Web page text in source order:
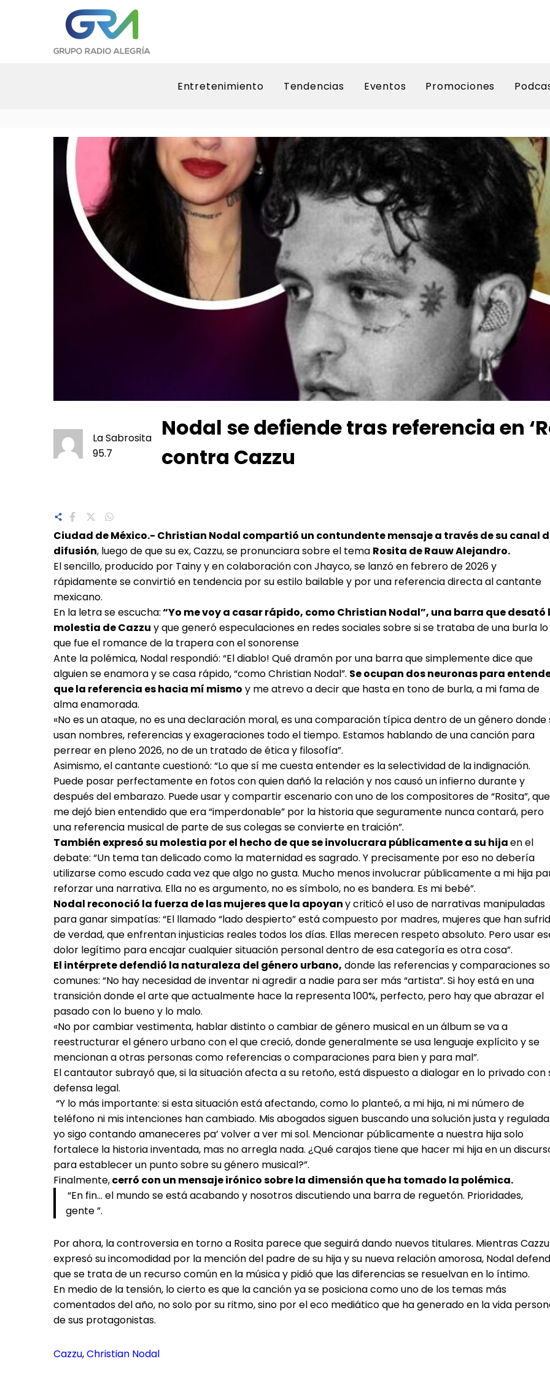
Entretenimiento Tendencias Eventos Promociones
La Sabrosita
95.7
Nodal se defiende tras referencia en
contra Cazzu
Ciudad de México.- Christian Nodal compartió un contundente mensaje a través de su canal
difusión, luego de que su ex, Cazzu, se pronunciara sobre el tema Rosita de Rauw Alejandro.
El sencillo, producido por Tainy y en colaboración con Jhayco, se lanzó en febrero de 2026 y
rápidamente se convirtió en tendencia por su estilo bailable y por una referencia directa al cantante
mexicano.
En la letra se escucha:“Yo me voy a casar rápido, como Christian Nodal”, una barra que desató
molestia de Cazzu y que generó especulaciones en redes sociales sobre si se trataba de una burla lo
que fue el romance de la trapera con el sonorense
Ante la polémica, Nodal respondió: “El diablo! Qué dramón por una barra que simplemente dice que
alguien se enamora y se casa rápido, “como Christian Nodal”. Se ocupan dos neuronas para
que la referencia es hacia mí mismo y me atrevo a decir que hasta en tono de burla, a mi fama de
alma enamorada.
«No es un ataque, no es una declaración moral, es una comparación típica dentro de un género donde
usan nombres, referencias y exageraciones todo el tiempo. Estamos hablando de una canción para
perrear en pleno 2026, no de un tratado de ética y filosofía”.
Asimismo, el cantante cuestionó: “Lo que sí me cuesta entender es la selectividad de la indignación.
Puede posar perfectamente en fotos con quien dañó la relación y nos causó un infierno durante y
después del embarazo. Puede usar y compartir escenario con uno de los compositores de “Rosita”, que
me dejó bien entendido que era “imperdonable” por la historia que seguramente nunca contará, pero
una referencia musical de parte de sus colegas se convierte en traición”.
También expresó su molestia por el hecho de que se involucrara públicamente a su hijaen el
debate: “Un tema tan delicado como la maternidad es sagrado. Y precisamente por eso no debería
utilizarse como escudo cada vez que algo no gusta. Mucho menos involucrar públicamente a mi hija
reforzar una narrativa. Ella no es argumento, no es símbolo, no es bandera. Es mi bebé”.
Nodal reconoció la fuerza de las mujeres que la apoyany criticó el uso de narrativas manipuladas
para ganar simpatías: “El llamado “lado despierto” está compuesto por madres, mujeres que han
de verdad, que enfrentan injusticias reales todos los días. Ellas merecen respeto absoluto. Pero usar
dolor legítimo para encajar cualquier situación personal dentro de esa categoría es otra cosa”.
El intérprete defendió la naturaleza del género urbano, donde las referencias y comparaciones
comunes: “No hay necesidad de inventar ni agredir a nadie para ser más “artista”. Si hoy está en una
transición donde el arte que actualmente hace la representa 100%, perfecto, pero hay que abrazar el
pasado con lo bueno y lo malo.
«No por cambiar vestimenta, hablar distinto o cambiar de género musical en un álbum se va a
reestructurar el género urbano con el que creció, donde generalmente se usa lenguaje explícito y se
mencionan a otras personas como referencias o comparaciones para bien y para mal”.
El cantautor subrayó que, si la situación afecta a su retoño, está dispuesto a dialogar en lo privado con
defensa legal.
“Y lo más importante: si esta situación está afectando, como lo planteó, a mi hija, ni mi número de
teléfono ni mis intenciones han cambiado. Mis abogados siguen buscando una solución justa y
yo sigo contando amaneceres pa’ volver a ver mi sol. Mencionar públicamente a nuestra hija solo
fortalece la historia inventada, mas no arregla nada. ¿Qué carajos tiene que hacer mi hija en un
para establecer un punto sobre su género musical?”.
Finalmente,cerró con un mensaje irónico sobre la dimensión que ha tomado la polémica.
“En fin… el mundo se está acabando y nosotros discutiendo una barra de reguetón. Prioridades,
gente ”.
Por ahora, la controversia en torno a Rosita parece que seguirá dando nuevos titulares. Mientras Cazzu
expresó su incomodidad por la mención del padre de su hija y su nueva relación amorosa, Nodal
que se trata de un recurso común en la música y pidió que las diferencias se resuelvan en lo íntimo.
En medio de la tensión, lo cierto es que la canción ya se posiciona como uno de los temas más
comentados del año, no solo por su ritmo, sino por el eco mediático que ha generado en la vida
de sus protagonistas.
Cazzu, Christian Nodal